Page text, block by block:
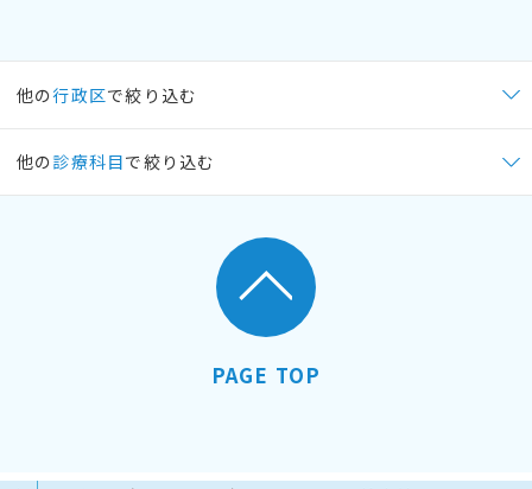
他の行政区で絞り込む
他の 診療科目で絞り込む
PAGE TOP